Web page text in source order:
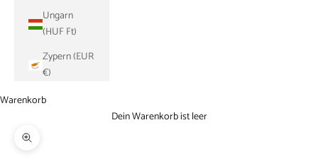
Ungarn
(HUF Ft)
Zypern (EUR
€)
Warenkorb
Dein Warenkorb ist leer
Bild vergrößern